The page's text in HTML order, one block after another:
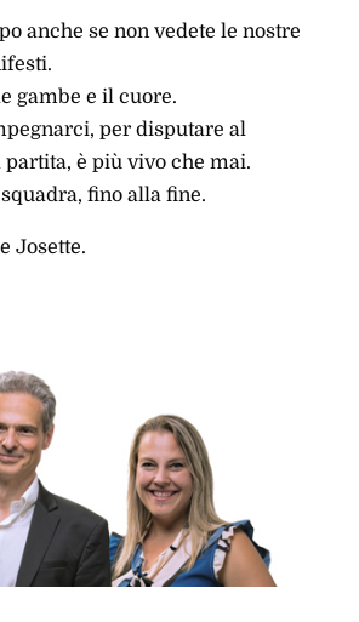
anche se non vedete le nostre
gambe e il cuore.
per disputare al
è più vivo che mai.
fino alla fine.
Josette.